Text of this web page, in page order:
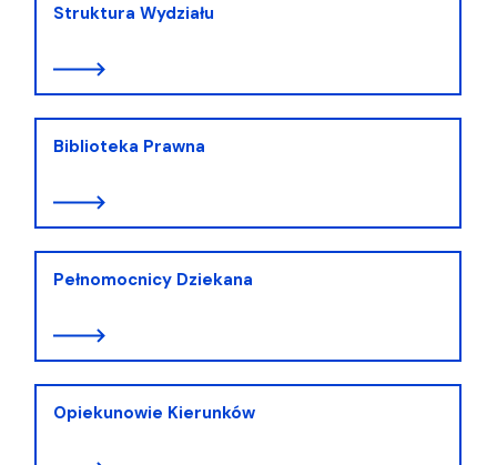
Struktura Wydziału
Biblioteka Prawna
Pełnomocnicy Dziekana
Opiekunowie Kierunków